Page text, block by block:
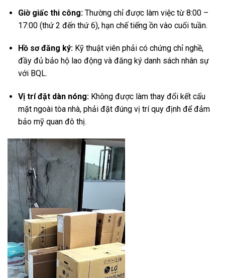
Giờ giấc thi công:Thường chỉ được làm việc từ 8:00 –
17:00 (thứ 2 đến thứ 6), hạn chế tiếng ồn vào cuối tuần.
Hồ sơ đăng ký:Kỹ thuật viên phải có chứng chỉ nghề,
đầy đủ bảo hộ lao động và đăng ký danh sách nhân sự
với BQL.
Vị trí đặt dàn nóng:Không được làm thay đổi kết cấu
mặt ngoài tòa nhà, phải đặt đúng vị trí quy định để đảm
bảo mỹ quan đô thị.